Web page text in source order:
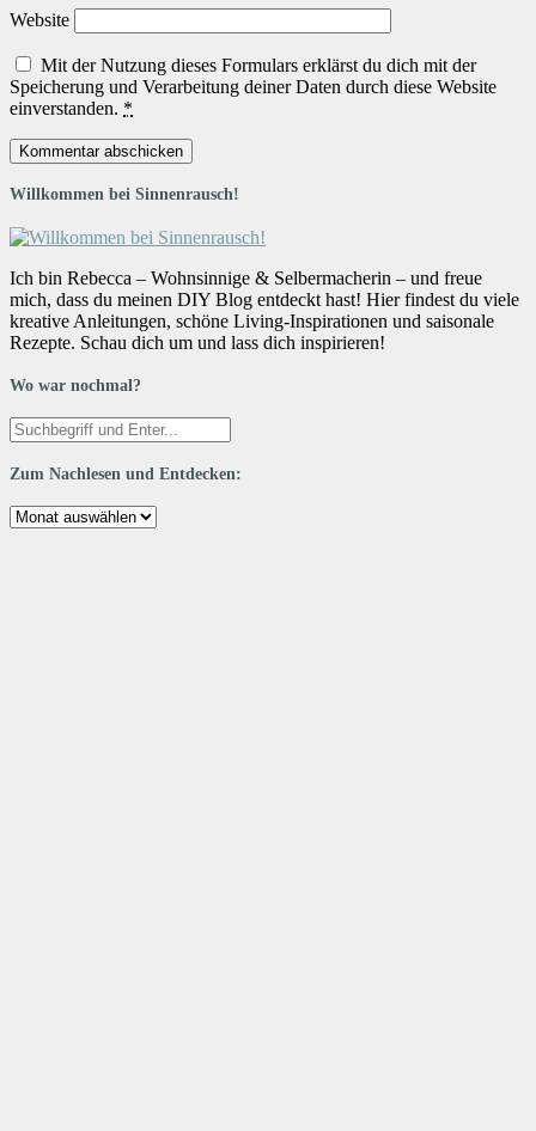
Website
Mit der Nutzung dieses Formulars erklärst du dich mit der
Speicherung und Verarbeitung deiner Daten durch diese Website
einverstanden. *
Willkommen bei Sinnenrausch!
Ich bin Rebecca – Wohnsinnige & Selbermacherin – und freue
mich, dass du meinen DIY Blog entdeckt hast! Hier findest du viele
kreative Anleitungen, schöne Living-Inspirationen und saisonale
Rezepte. Schau dich um und lass dich inspirieren!
Wo war nochmal?
Zum Nachlesen und Entdecken:
Zum